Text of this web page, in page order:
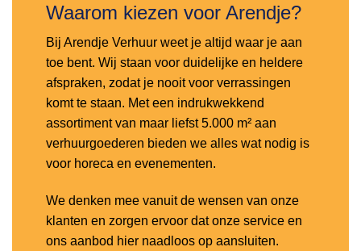
Waarom kiezen voor Arendje?
Bij Arendje Verhuur weet je altijd waar je aan
toe bent. Wij staan voor duidelijke en heldere
afspraken, zodat je nooit voor verrassingen
komt te staan. Met een indrukwekkend
assortiment van maar liefst 5.000 m² aan
verhuurgoederen bieden we alles wat nodig is
voor horeca en evenementen.
We denken mee vanuit de wensen van onze
klanten en zorgen ervoor dat onze service en
ons aanbod hier naadloos op aansluiten.